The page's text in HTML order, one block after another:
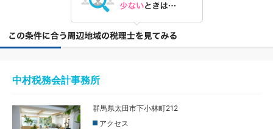
中村税務会計事務所
群馬県太田市下小林町212
アクセス